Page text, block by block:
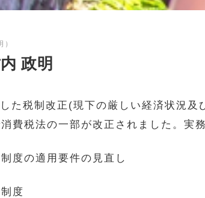
政明
た税制改正(現下の厳しい経済状況及
費税法の一部が改正されました。
度の適用要件の見直し
度